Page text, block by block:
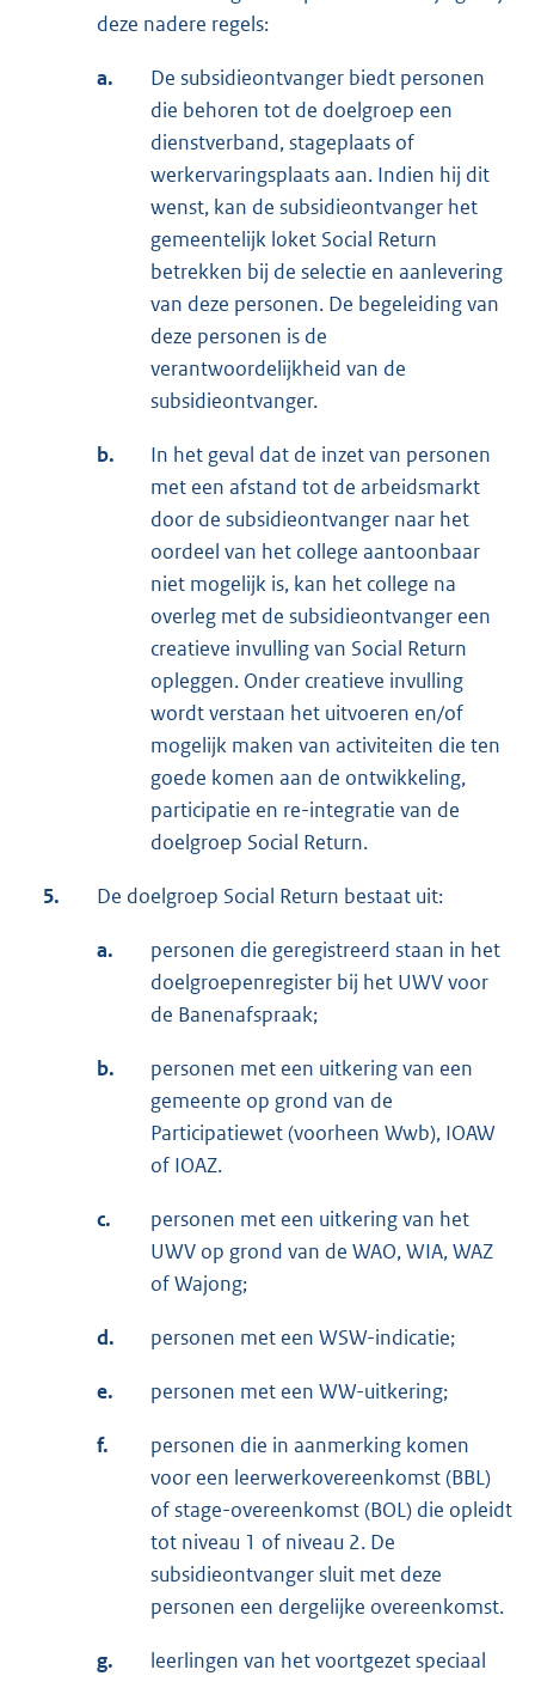
deze nadere regels:
a.
De subsidieontvanger biedt personen
die behoren tot de doelgroep een
dienstverband, stageplaats of
werkervaringsplaats aan. Indien hij dit
wenst, kan de subsidieontvanger het
gemeentelijk loket Social Return
betrekken bij de selectie en aanlevering
van deze personen. De begeleiding van
deze personen is de
verantwoordelijkheid van de
subsidieontvanger.
b.
In het geval dat de inzet van personen
met een afstand tot de arbeidsmarkt
door de subsidieontvanger naar het
oordeel van het college aantoonbaar
niet mogelijk is, kan het college na
overleg met de subsidieontvanger een
creatieve invulling van Social Return
opleggen. Onder creatieve invulling
wordt verstaan het uitvoeren en/of
mogelijk maken van activiteiten die ten
goede komen aan de ontwikkeling,
participatie en re-integratie van de
doelgroep Social Return.
5. De doelgroep Social Return bestaat uit:
a.
personen die geregistreerd staan in het
doelgroepenregister bij het UWV voor
de Banenafspraak;
b.
personen met een uitkering van een
gemeente op grond van de
Participatiewet (voorheen Wwb), IOAW
of IOAZ.
c.
personen met een uitkering van het
UWV op grond van de WAO, WIA, WAZ
of Wajong;
d. personen met een WSW-indicatie;
e. personen met een WW-uitkering;
f.
personen die in aanmerking komen
voor een leerwerkovereenkomst (BBL)
of stage-overeenkomst (BOL) die opleidt
tot niveau 1 of niveau 2. De
subsidieontvanger sluit met deze
personen een dergelijke overeenkomst.
g.
leerlingen van het voortgezet speciaal